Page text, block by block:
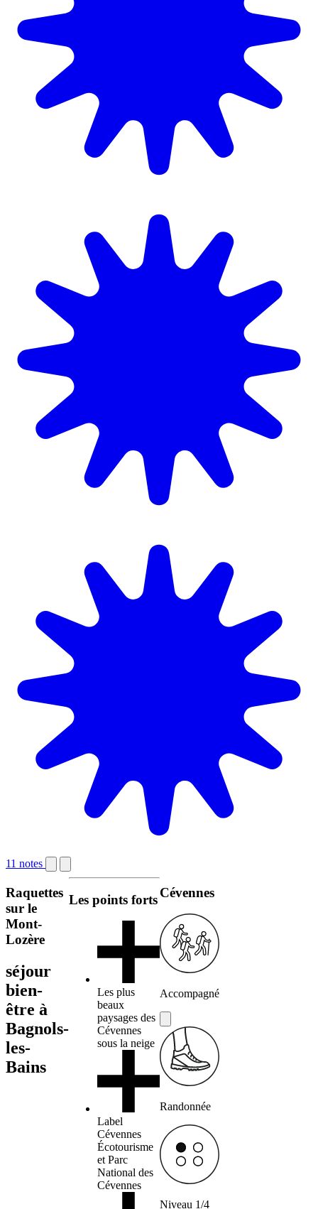
11 notes
Raquettes
sur le
Mont-
Lozère
séjour
bien-
être à
Bagnols-
les-
Bains
Les points forts
Les plus
beaux
paysages des
Cévennes
sous la neige
Label
Cévennes
Écotourisme
et Parc
National des
Cévennes
Cévennes
Accompagné
Randonnée
Niveau 1/4